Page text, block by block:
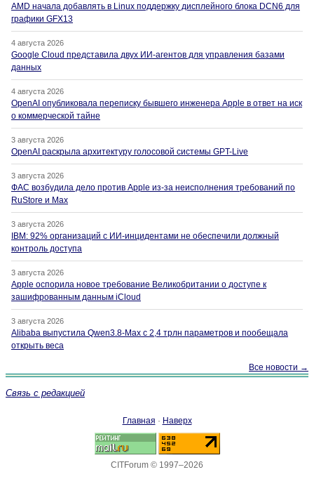
AMD начала добавлять в Linux поддержку дисплейного блока DCN6 для
графики GFX13
4 августа 2026
Google Cloud представила двух ИИ-агентов для управления базами
данных
4 августа 2026
OpenAI опубликовала переписку бывшего инженера Apple в ответ на иск
о коммерческой тайне
3 августа 2026
OpenAI раскрыла архитектуру голосовой системы GPT-Live
3 августа 2026
ФАС возбудила дело против Apple из-за неисполнения требований по
RuStore и Max
3 августа 2026
IBM: 92% организаций с ИИ-инцидентами не обеспечили должный
контроль доступа
3 августа 2026
Apple оспорила новое требование Великобритании о доступе к
зашифрованным данным iCloud
3 августа 2026
Alibaba выпустила Qwen3.8-Max с 2,4 трлн параметров и пообещала
открыть веса
Все новости →
Связь с редакцией
Главная · Наверх
CITForum © 1997–2026